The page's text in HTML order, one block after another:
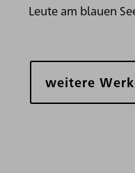
Leute am blauen
weitere